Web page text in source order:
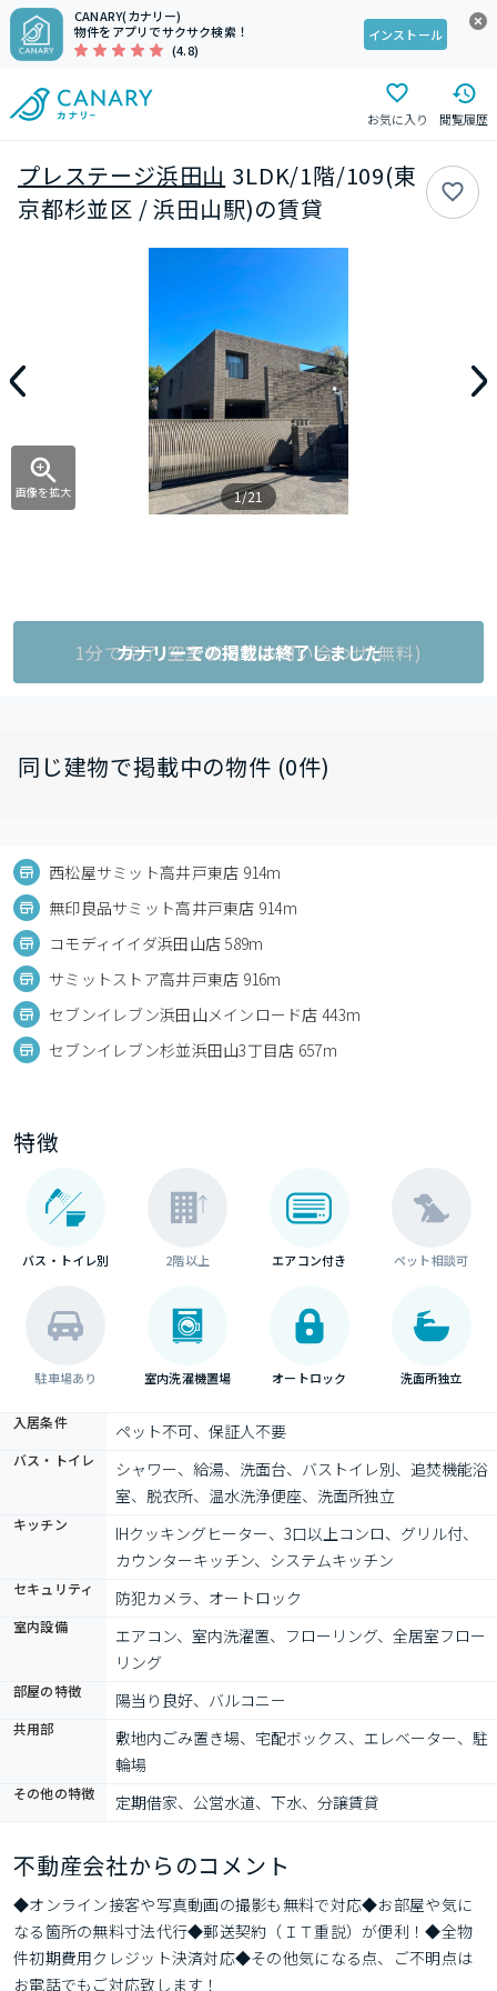
CANARY(カナリー)
物件をアプリでサクサク検索！
(4.8)
インストール
お気に入り 閲覧履歴
プレステージ浜田山 3LDK/1階/109(東
京都杉並区 / 浜田山駅)の賃貸
画像を拡大 1/21
1分で完了!空室状況をお問い合わせ(無料)
カナリーでの掲載は終了しました
同じ建物で掲載中の物件 (0件)
西松屋サミット高井戸東店 914m
無印良品サミット高井戸東店 914m
コモディイイダ浜田山店 589m
サミットストア高井戸東店 916m
セブンイレブン浜田山メインロード店 443m
セブンイレブン杉並浜田山3丁目店 657m
特徴
バス・トイレ別 2階以上 エアコン付き ペット相談可
駐車場あり 室内洗濯機置場 オートロック 洗面所独立
入居条件 ペット不可、保証人不要
バス・トイレ
シャワー、給湯、洗面台、バストイレ別、追焚機能浴
室、脱衣所、温水洗浄便座、洗面所独立
キッチン
IHクッキングヒーター、3口以上コンロ、グリル付、
カウンターキッチン、システムキッチン
セキュリティ 防犯カメラ、オートロック
室内設備
エアコン、室内洗濯置、フローリング、全居室フロー
リング
部屋の特徴 陽当り良好、バルコニー
共用部
敷地内ごみ置き場、宅配ボックス、エレベーター、駐
輪場
その他の特徴 定期借家、公営水道、下水、分譲賃貸
不動産会社からのコメント
◆オンライン接客や写真動画の撮影も無料で対応◆お部屋や気に
なる箇所の無料寸法代行◆郵送契約（ＩＴ重説）が便利！◆全物
件初期費用クレジット決済対応◆その他気になる点、ご不明点は
お電話でもご対応致します！